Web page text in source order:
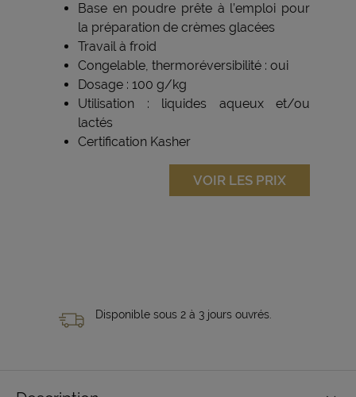
Base en poudre prête à l’emploi pour
la préparation de crèmes glacées
Travail à froid
Congelable, thermoréversibilité : oui
Dosage : 100 g/kg
Utilisation : liquides aqueux et/ou
lactés
Certification Kasher
VOIR LES PRIX
Disponible sous 2 à 3 jours ouvrés.